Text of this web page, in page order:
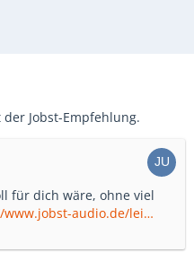
Jobst-Empfehlung.
für dich wäre, ohne viel
www.jobst-audio.de/lei…